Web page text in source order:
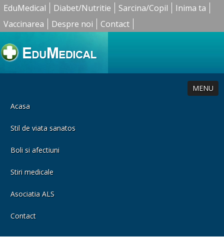
EduMedical Diabet/Nutritie Sarcina/Copil
Inima ta
Vaccinarea
Despre noi Contact
MENU
Acasa
Stil de viata sanatos
Boli si afectiuni
Stiri medicale
Asociatia ALS
Contact